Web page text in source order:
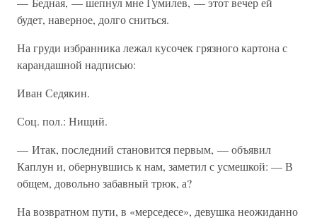
будет, наверное, долго сниться.
На груди избранника лежал кусочек грязного картона с
карандашной надписью:
Иван Седякин.
Соц. пол.: Нищий.
— Итак, последний становится первым, — объявил
Каплун и, обернувшись к нам, заметил с усмешкой: — В
общем, довольно забавный трюк, а?
На возвратном пути, в «мерседесе», девушка неожиданно